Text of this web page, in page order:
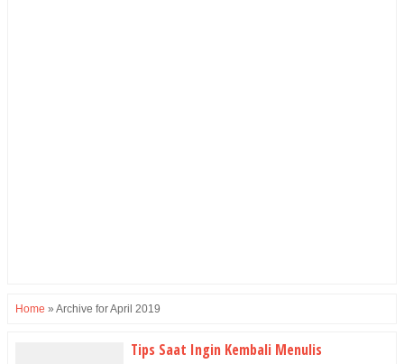
Home » Archive for April 2019
Tips Saat Ingin Kembali Menulis